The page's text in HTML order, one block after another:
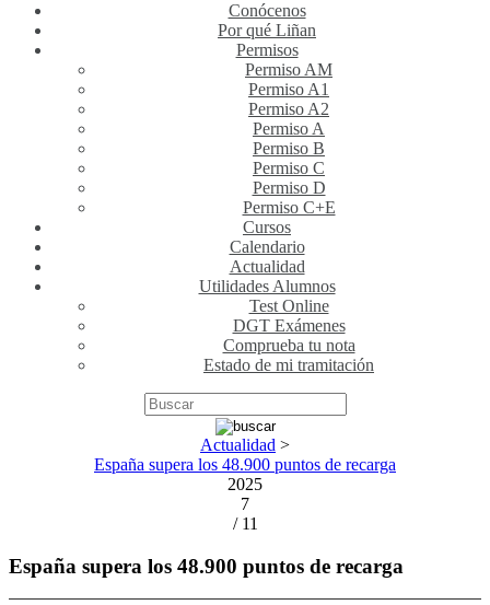
Conócenos
Por qué Liñan
Permisos
Permiso AM
Permiso A1
Permiso A2
Permiso A
Permiso B
Permiso C
Permiso D
Permiso C+E
Cursos
Calendario
Actualidad
Utilidades Alumnos
Test Online
DGT Exámenes
Comprueba tu nota
Estado de mi tramitación
Actualidad >
España supera los 48.900 puntos de recarga
2025
7
/ 11
España supera los 48.900 puntos de recarga